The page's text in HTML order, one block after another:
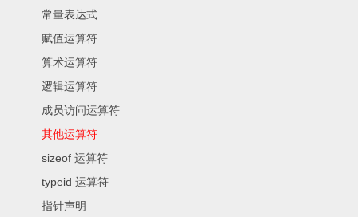
常量表达式
赋值运算符
算术运算符
逻辑运算符
成员访问运算符
其他运算符
sizeof 运算符
typeid 运算符
指针声明